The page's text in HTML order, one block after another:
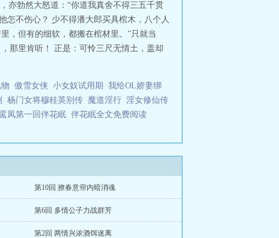
亦勃然大怒道：“你道我真舍不得三五千贯
怎不伤心？ 少不得潘大郎买具棺木，八个人
，但有的细软，都搬在棺材里。”只就当
那里肯听！ 正是：可怜三尺无情土，盖却
傲雪女侠 小女奴试用期
我给OL娇妻绑
杨门女将穆桂英别传 魔道淫行 淫女修仙传
凤第一回伴花眠 伴花眠全文免费阅读
第10回 撩春意帘内暗消魂
第6回 多情公子力战群芳
第2回 两情兴浓酒饵迷离